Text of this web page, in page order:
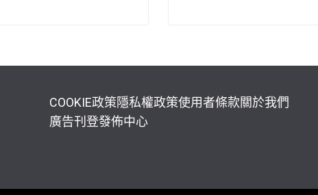
COOKIE政策隱私權政策使用者條款關於我們
廣告刊登發佈中心